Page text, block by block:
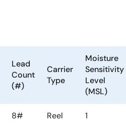
Lead
Count
(#)
Carrier
Type
Moisture
Sensitivity
Level
(MSL)
8# Reel 1